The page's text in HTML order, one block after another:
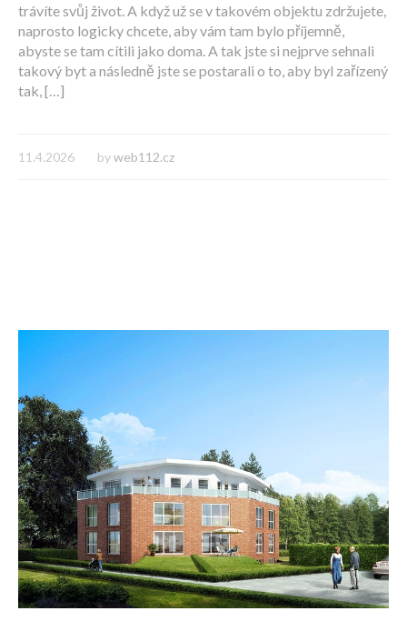
trávíte svůj život. A když už se v takovém objektu zdržujete,
naprosto logicky chcete, aby vám tam bylo příjemně,
abyste se tam cítili jako doma. A tak jste si nejprve sehnali
takový byt a následně jste se postarali o to, aby byl zařízený
tak, […]
11.4.2026 byweb112.cz